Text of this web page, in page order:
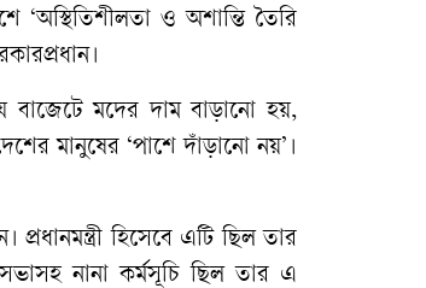
‘অস্থিতিশীলতা ও অশান্তি তৈরি
বাজেটে মদের দাম বাড়ানো হয়,
মানুষের ‘পাশে দাঁড়ানো নয়’।
হিসেবে এটি ছিল তার
নানা কর্মসূচি ছিল তার এ